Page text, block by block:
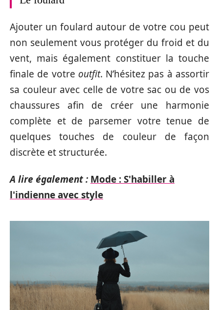
Ajouter un foulard autour de votre cou peut
non seulement vous protéger du froid et du
vent, mais également constituer la touche
finale de votre outfit. N’hésitez pas à assortir
sa couleur avec celle de votre sac ou de vos
chaussures afin de créer une harmonie
complète et de parsemer votre tenue de
quelques touches de couleur de façon
discrète et structurée.
A lire également : Mode : S'habiller à
l'indienne avec style